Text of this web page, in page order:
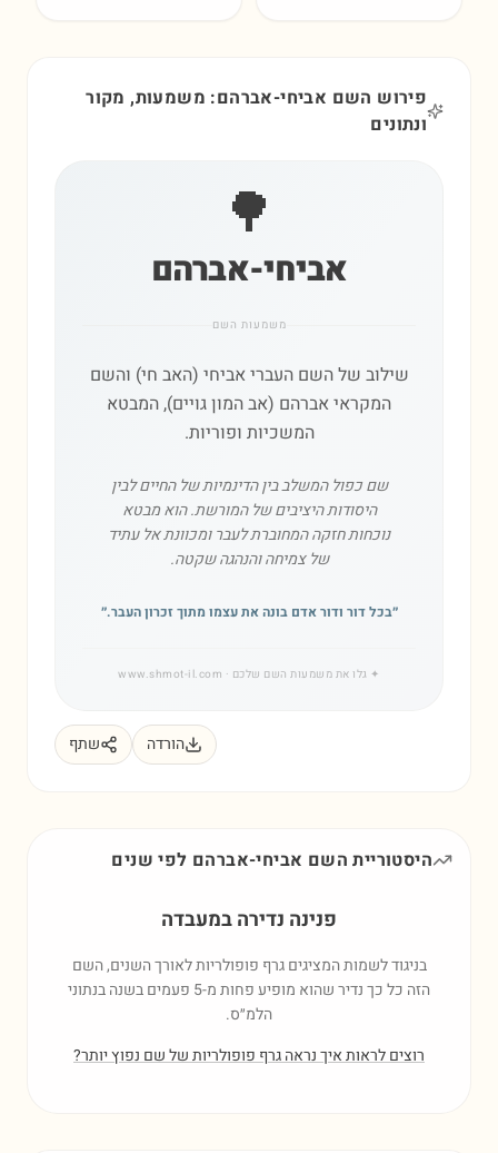
פירוש השם אביחי-אברהם: משמעות, מקור
ונתונים
🌳
אביחי-אברהם
משמעות השם
שילוב של השם העברי אביחי (האב חי) והשם
המקראי אברהם (אב המון גויים), המבטא
המשכיות ופוריות.
שם כפול המשלב בין הדינמיות של החיים לבין
היסודות היציבים של המורשת. הוא מבטא
נוכחות חזקה המחוברת לעבר ומכוונת אל עתיד
של צמיחה והנהגה שקטה.
״בכל דור ודור אדם בונה את עצמו מתוך זכרון העבר.״
✦ גלו את משמעות השם שלכם · www.shmot-il.com
הורדה שתף
היסטוריית השם אביחי-אברהם לפי שנים
פנינה נדירה במעבדה
בניגוד לשמות המציגים גרף פופולריות לאורך השנים, השם
הזה כל כך נדיר שהוא מופיע פחות מ-5 פעמים בשנה בנתוני
הלמ״ס.
רוצים לראות איך נראה גרף פופולריות של שם נפוץ יותר?